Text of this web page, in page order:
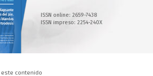
ISSN online: 2659-7438
ISSN impreso: 2254-240X
contenido